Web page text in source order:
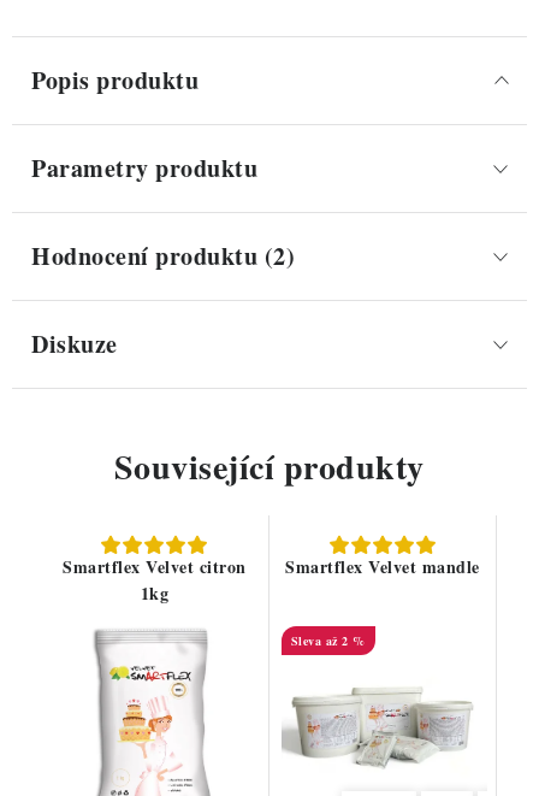
Popis produktu
Parametry produktu
Hodnocení produktu (2)
Diskuze
Související produkty
Smartflex Velvet citron
1kg
Smartflex Velvet mandle
až 2 %